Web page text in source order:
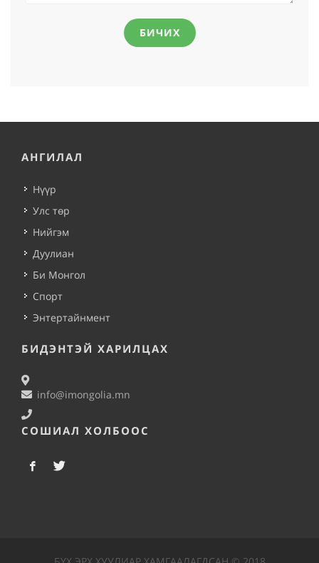
БИЧИХ
АНГИЛАЛ
Нүүр
Улс төр
Нийгэм
Дуулиан
Би Монгол
Спорт
Энтертайнмент
БИДЭНТЭЙ ХАРИЛЦАХ
info@imongolia.mn
СОШИАЛ ХОЛБООС